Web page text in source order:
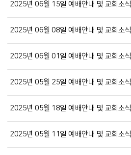
2025년 06월 15일 예배안내 및 교회소식
2025년 06월 08일 예배안내 및 교회소식
2025년 06월 01일 예배안내 및 교회소식
2025년 05월 25일 예배안내 및 교회소식
2025년 05월 18일 예배안내 및 교회소식
2025년 05월 11일 예배안내 및 교회소식